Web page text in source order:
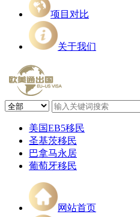
项目对比
关于我们
美国EB5移民
圣基茨移民
巴拿马永居
葡萄牙移民
网站首页